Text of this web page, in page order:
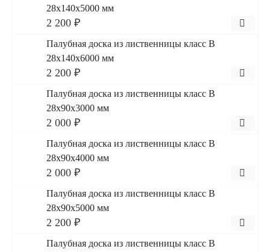
28x140x5000 мм
2 200 ₽
Палубная доска из лиственницы класс В
28x140x6000 мм
2 200 ₽
Палубная доска из лиственницы класс В
28x90x3000 мм
2 000 ₽
Палубная доска из лиственницы класс В
28x90x4000 мм
2 000 ₽
Палубная доска из лиственницы класс В
28x90x5000 мм
2 200 ₽
Палубная доска из лиственницы класс В